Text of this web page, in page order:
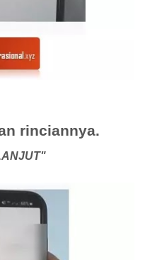
rinciannya.